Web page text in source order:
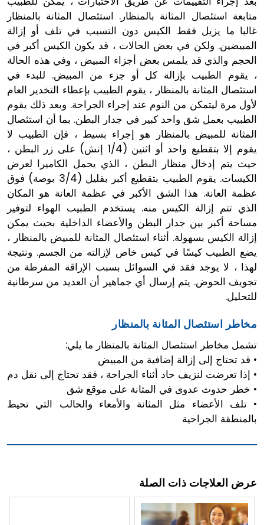
متابعة استئصال المثانة بالمنظار. استئصال المثانة بالمنظار
غالبا ما يزيل فقط الكيس دون التسبب في تلف أو إزالة
المبيضين. ولكن في بعض الحالات ، قد يكون الكيس أكبر في
الحجم والذي قد يلمس بعض أجزاء المبيض ، وفي هذه الحالة
، يقوم الطبيب بإزالة كل أو جزء من المبيض. للبدء في
استئصال المثانة بالمنظار ، يقوم الطبيب بإعطاء التخدير العام
لأول مرة ليتمكن من النوم عند إجراء الجراحة. وبعد ذلك يقوم
الطبيب بعمل شق واحد كبير في جدار البطن. بما أن استئصال
المثانة للمبيض بالمنظار هو إجراء بسيط ، فإن الطبيب لا
يقوم إلا بتقطيع واحد أو اثنين (1/4 إنش) على زر البطن ،
حيث يتم إدخال منظار البطن ، الذي يحمل الكاميرا لعرض
الكيسات. يقوم الطبيب بتقطيع أكبر بقليل (3/4 بوصة) فوق
عظمة العانة. هذا الشق الأكبر في عظمة العانة هو المكان
الذي تتم إزالة الكيس منه. يستخدم الطبيب الهواء لتوفير
مساحة أكبر بين جدار البطن والأعضاء الداخلية بحيث يمكن
إزالة الكيس بسهولة. أثناء استئصال المثانة للمبيض بالمنظار ،
يضع الطبيب كيسًا في كيس خاص لإزالته من الجسم. ونتيجة
لهذا ، لا يوجد فقد في السوائل بسبب الإراقة المفرطة من
تجويف الحوض. يتم إرسال أي جماهير أن العديد من سرطانية
للتحليل.
مخاطر استئصال المثانة بالمنظار
تشمل مخاطر استئصال المثانة بالمنظار ما يلي:
• قد تحتاج إلى إزالة إضافية من المبيض
• إذا تعرضت لنزيف حاد أثناء الجراحة ، فقد تحتاج إلى نقل دم
• خطر حدوث عدوى في المثانة على موقع شق
• تلف الأعضاء مثل المثانة والأمعاء والحالب التي تحيط
بالمنطقة الجراحية
عرض العلاجات ذات الصلة